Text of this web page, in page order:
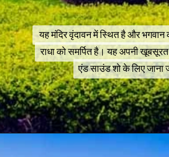
यह मंदिर वृंदावन में स्थित है और
राधा को समर्पित है। यह अपनी
एंड साउंड शो के लिए जाना
यह मंदिर वृंदावन में स्थित है और
राधा को समर्पित है। यह अपनी
एंड साउंड शो के लिए जाना